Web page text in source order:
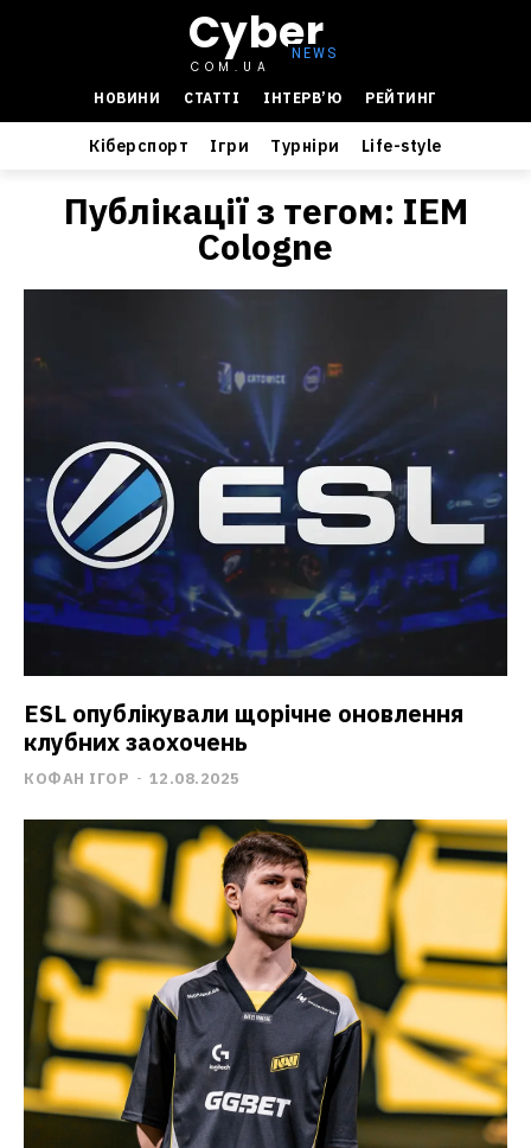
Cyber
COM.UA
НОВИНИ
СТАТТІ ІНТЕРВ’Ю РЕЙТИНГ
Кіберспорт Ігри Турніри Life-style
Публікації з тегом: IEM
Cologne
ESL опублікували щорічне оновлення
клубних заохочень
КОФАН ІГОР - 12.08.2025